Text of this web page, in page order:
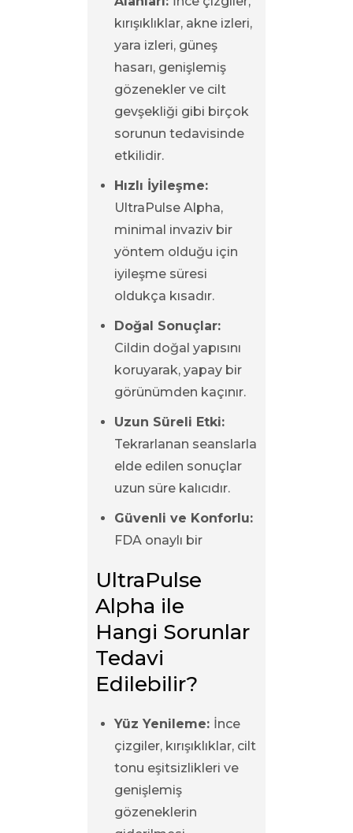
kırışıklıklar, akne izleri,
yara izleri, güneş
hasarı, genişlemiş
gözenekler ve cilt
gevşekliği gibi birçok
sorunun tedavisinde
etkilidir.
Hızlı İyileşme:
UltraPulse Alpha,
minimal invaziv bir
yöntem olduğu için
iyileşme süresi
oldukça kısadır.
Doğal Sonuçlar:
Cildin doğal yapısını
koruyarak, yapay bir
görünümden kaçınır.
Uzun Süreli Etki:
Tekrarlanan seanslarla
elde edilen sonuçlar
uzun süre kalıcıdır.
Güvenli ve Konforlu:
FDA onaylı bir
UltraPulse
Alpha ile
Hangi Sorunlar
Tedavi
Edilebilir?
Yüz Yenileme: İnce
çizgiler, kırışıklıklar, cilt
tonu eşitsizlikleri ve
genişlemiş
gözeneklerin